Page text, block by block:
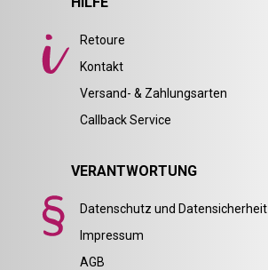
Retoure
Kontakt
Versand- & Zahlungsarten
Callback Service
VERANTWORTUNG
Datenschutz und Datensicherheit
Impressum
AGB